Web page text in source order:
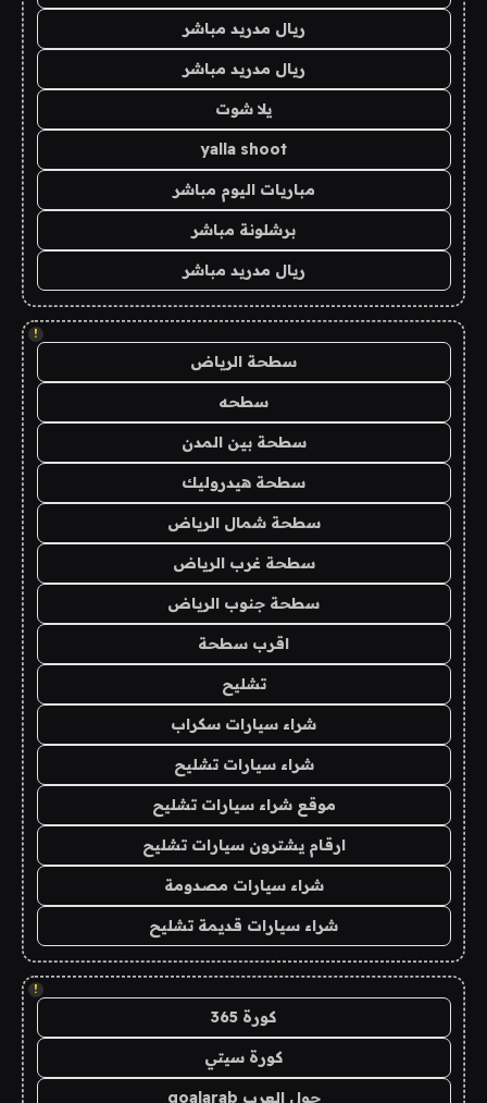
ريال مدريد مباشر
ريال مدريد مباشر
يلا شوت
yalla shoot
مباريات اليوم مباشر
برشلونة مباشر
ريال مدريد مباشر
!
سطحة الرياض
سطحه
سطحة بين المدن
سطحة هيدروليك
سطحة شمال الرياض
سطحة غرب الرياض
سطحة جنوب الرياض
اقرب سطحة
تشليح
شراء سيارات سكراب
شراء سيارات تشليح
موقع شراء سيارات تشليح
ارقام يشترون سيارات تشليح
شراء سيارات مصدومة
شراء سيارات قديمة تشليح
!
كورة 365
كورة سيتي
جول العرب goalarab